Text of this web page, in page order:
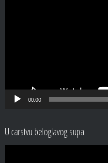
00:00
U carstvu beloglavog supa